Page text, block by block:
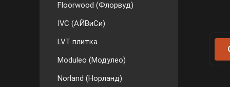
Floorwood (Флорвуд)
IVC (АЙВиСи)
LVT плитка
Moduleo (Модулео)
Norland (Норланд)